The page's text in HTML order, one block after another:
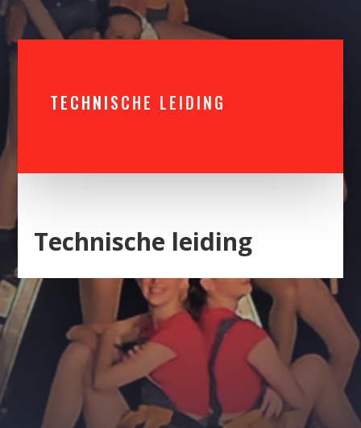
TECHNISCHE LEIDING
Technische leiding